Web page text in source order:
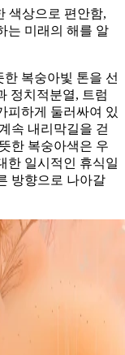
색상으로 편안함,
는 미래의 해를 알
한 복숭아빛 톤을 선
정치적분열, 트럼
피하게 둘러싸여 있
속 내리막길을 걷
한 복숭아색은 우
한 일시적인 휴식일
방향으로 나아갈